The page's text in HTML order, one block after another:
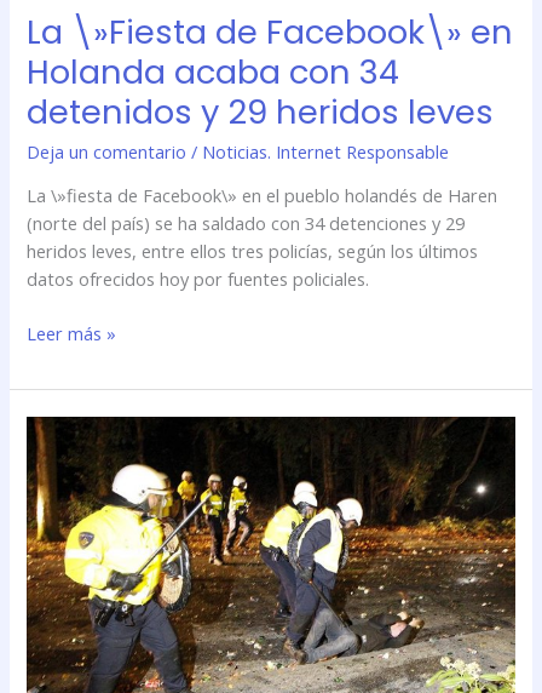
La \»Fiesta de Facebook\» en
Holanda acaba con 34
detenidos y 29 heridos leves
Deja un comentario / Noticias. Internet Responsable
La \»fiesta de Facebook\» en el pueblo holandés de Haren
(norte del país) se ha saldado con 34 detenciones y 29
heridos leves, entre ellos tres policías, según los últimos
datos ofrecidos hoy por fuentes policiales.
heridos
leves
Leer más »
La
\»Fiesta
de
Facebook\»
en
Holanda
acaba
con
34
detenidos